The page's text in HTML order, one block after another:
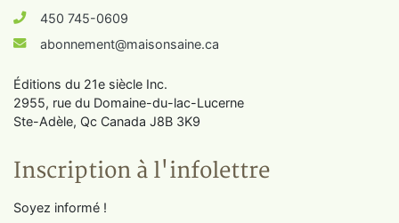
450 745-0609
abonnement@maisonsaine.ca
Éditions du 21e siècle Inc.
2955, rue du Domaine-du-lac-Lucerne
Ste-Adèle, Qc Canada J8B 3K9
Inscription à l'infolettre
Soyez informé !